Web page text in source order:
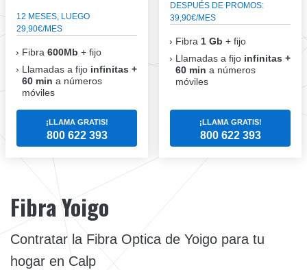
12 MESES, LUEGO
29,90€/MES
Fibra 600Mb + fijo
Llamadas a fijo infinitas +
60 min a números
móviles
¡LLAMA GRATIS!
800 622 393
DESPUÉS DE PROMOS:
39,90€/MES
Fibra 1 Gb + fijo
Llamadas a fijo infinitas +
60 min a números
móviles
¡LLAMA GRATIS!
800 622 393
Fibra Yoigo
Contratar la Fibra Optica de Yoigo para tu
hogar en Calp